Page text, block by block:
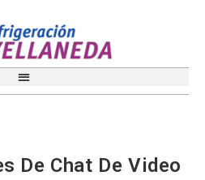
De Chat De Video